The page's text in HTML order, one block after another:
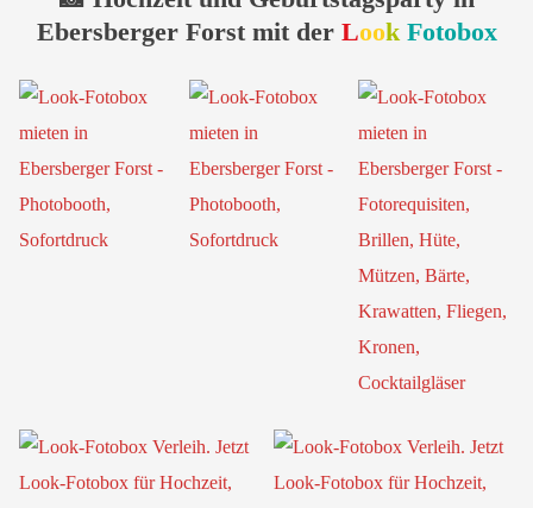
Ebersberger Forst mit der Look Fotobox